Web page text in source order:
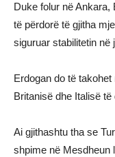
Duke folur në Ankara,
të përdorë të gjitha
siguruar stabilitetin në
Erdogan do të
Britanisë dhe Italisë
Ai gjithashtu tha se
shpime në Mesdheun